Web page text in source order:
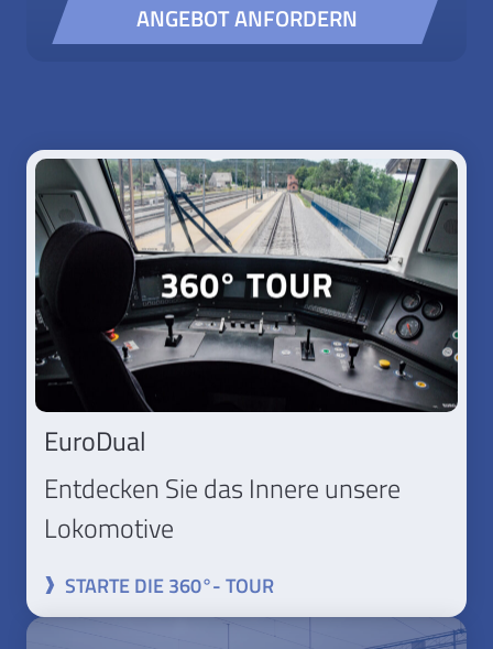
ANGEBOT ANFORDERN
EuroDual
Entdecken Sie das Innere unsere
Lokomotive
STARTE DIE 360°- TOUR